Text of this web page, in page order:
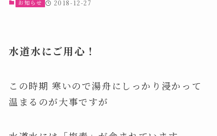
お知らせ 2018-12-27
水道水にご用心！
この時期 寒いので湯舟にしっかり浸かって
温まるのが大事ですが